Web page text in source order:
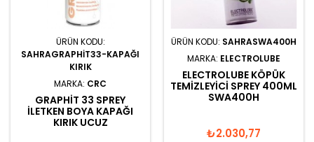
ÜRÜN KODU:
SAHRAGRAPHIT33-KAPAĞI
KIRIK
MARKA: CRC
GRAPHIT 33 SPREY
İLETKEN BOYA KAPAĞI
KIRIK UCUZ
ÜRÜN KODU: SAHRASWA400H
MARKA: ELECTROLUBE
ELECTROLUBE KÖPÜK
TEMIZLEYICI SPREY 400ML
SWA400H
₺2.030,77